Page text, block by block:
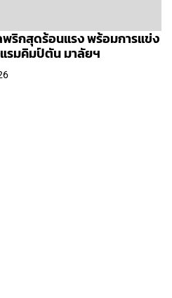
ริกสุดร้อนแรง พร้อมการแข่ง
รมคิมป์ตัน มาลัยฯ